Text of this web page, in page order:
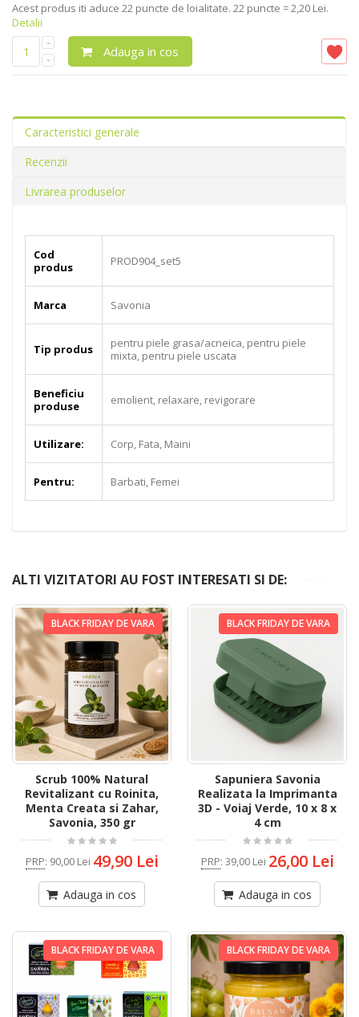
Acest produs iti aduce 22 puncte de loialitate. 22 puncte = 2,20 Lei.
Detalii
Adauga in cos
Caracteristici generale
Recenzii
Livrarea produselor
Cod
produs
PROD904_set5
Marca Savonia
Tip produs
pentru piele grasa/acneica, pentru piele
mixta, pentru piele uscata
Beneficiu
produse
emolient, relaxare, revigorare
Utilizare: Corp, Fata, Maini
Pentru: Barbati, Femei
ALTI VIZITATORI AU FOST INTERESATI SI DE:
BLACK FRIDAY DE VARA
Scrub 100% Natural
Revitalizant cu Roinita,
Menta Creata si Zahar,
Savonia, 350 gr
PRP: 90,00 Lei 49,90 Lei
Adauga in cos
BLACK FRIDAY DE VARA
Sapuniera Savonia
Realizata la Imprimanta
3D - Voiaj Verde, 10 x 8 x
4 cm
PRP: 39,00 Lei 26,00 Lei
Adauga in cos
BLACK FRIDAY DE VARA BLACK FRIDAY DE VARA